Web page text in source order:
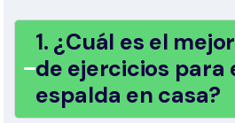
1. ¿Cuál es el
de ejercicios para
espalda en casa?